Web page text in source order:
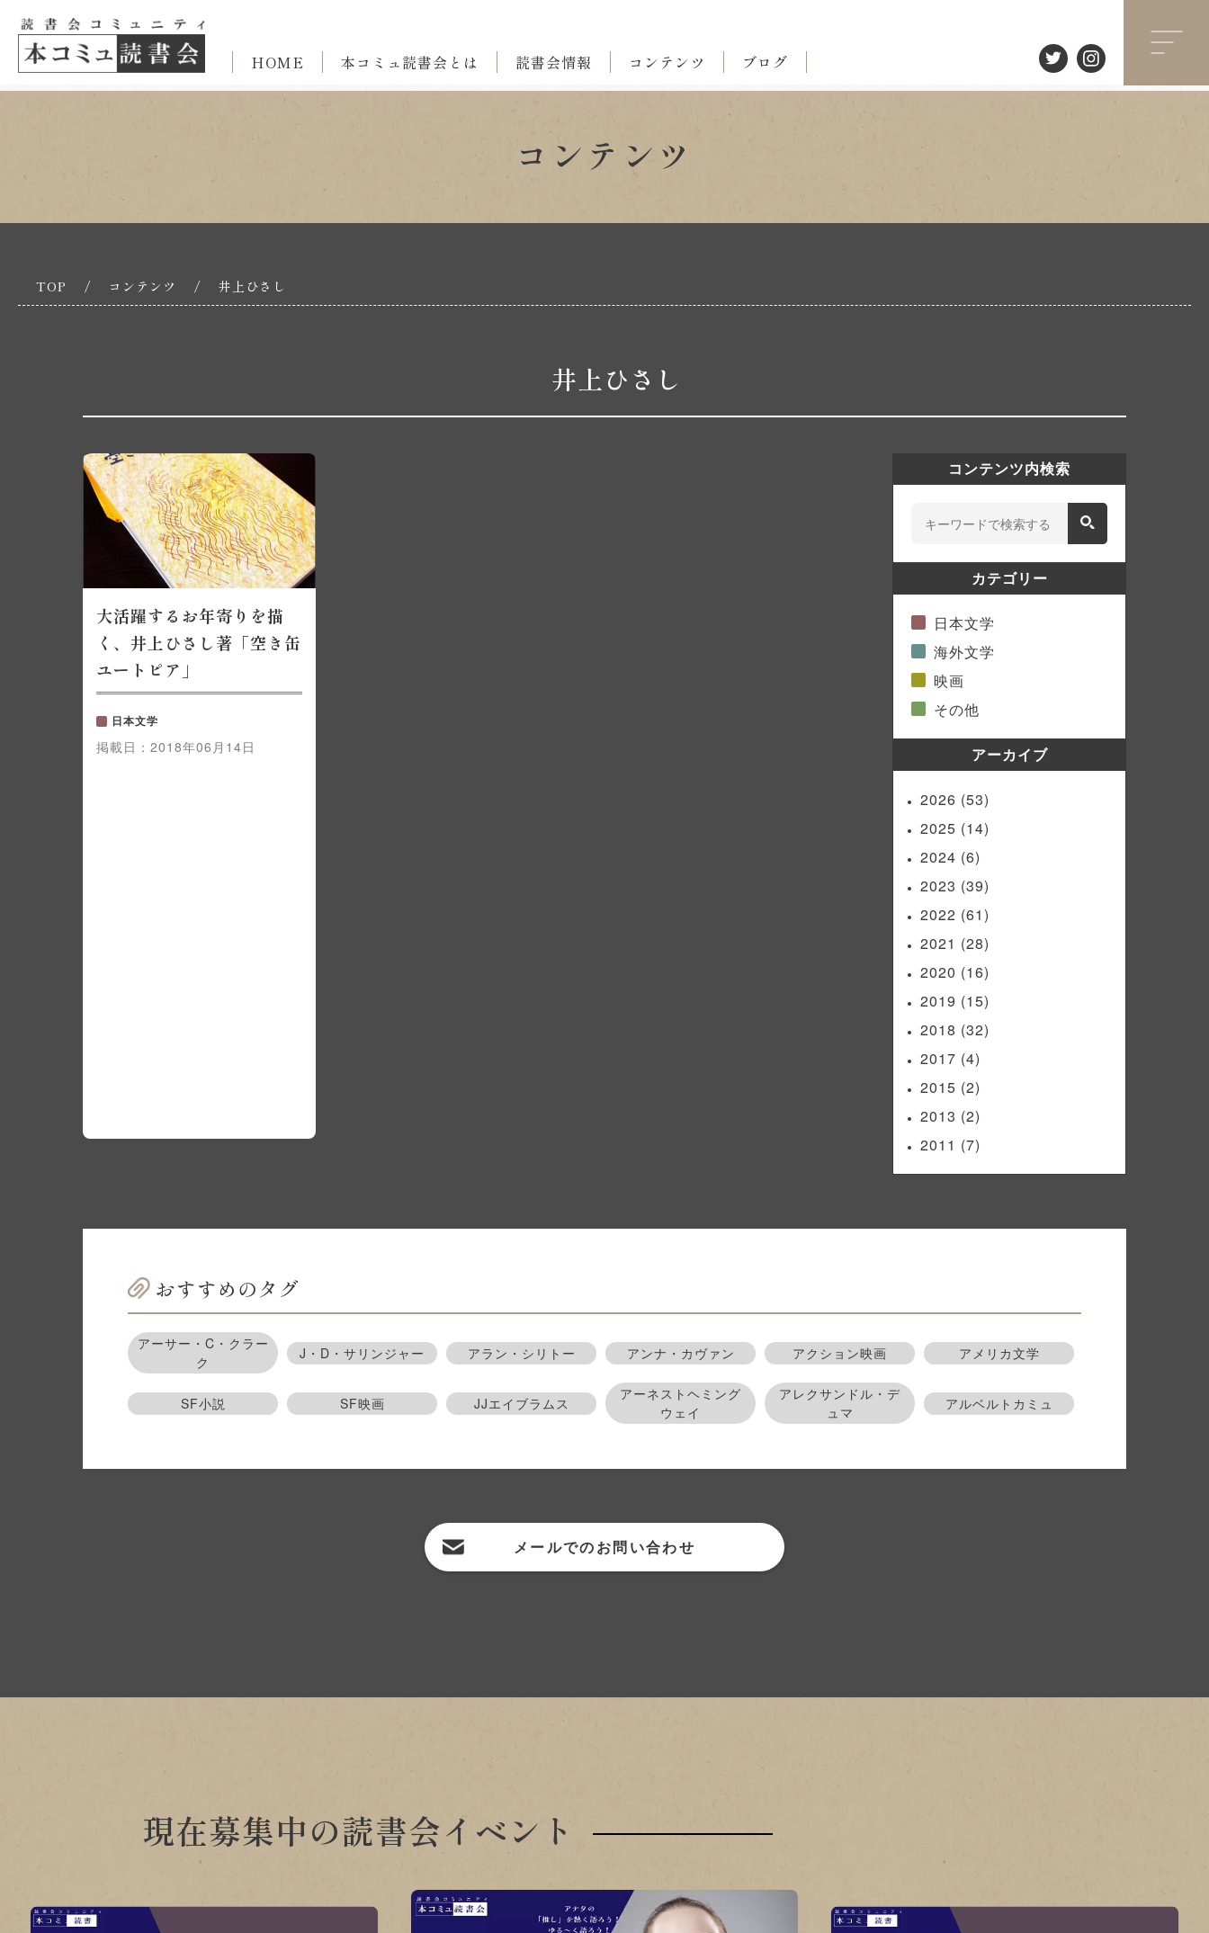
HOME 本コミュ読書会とは 読書会情報 コンテンツ ブログ
コンテンツ
TOP / コンテンツ / 井上ひさし
井上ひさし
大活躍するお年寄りを描
く、井上ひさし著「空き缶
ユートピア」
日本文学
掲載日： 2018年06月14日
コンテンツ内検索
カテゴリー
日本文学
海外文学
映画
その他
アーカイブ
2026 (53)
2025 (14)
2024 (6)
2023 (39)
2022 (61)
2021 (28)
2020 (16)
2019 (15)
2018 (32)
2017 (4)
2015 (2)
2013 (2)
2011 (7)
おすすめのタグ
アーサー・C・クラー
ク
J・D・サリンジャー アラン・シリトー アンナ・カヴァン アクション映画 アメリカ文学
SF小説 SF映画 JJエイブラムス
アーネストヘミング
ウェイ
アレクサンドル・デ
ュマ
アルベルトカミュ
メールでのお問い合わせ
現在募集中の読書会イベント